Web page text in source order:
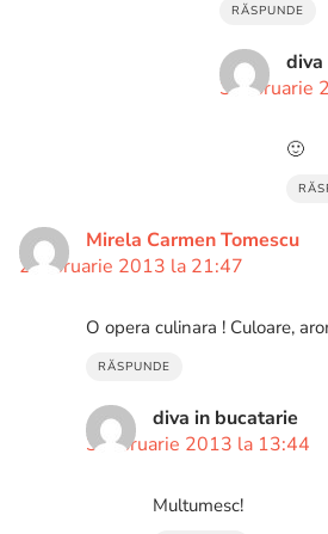
RĂSPUNDE
diva
3 februarie
🙂
Mirela Carmen Tomescu
2 februarie 2013 la 21:47
O opera culinara ! Culoare,
RĂSPUNDE
diva in bucatarie
3 februarie 2013 la 13:44
Multumesc!